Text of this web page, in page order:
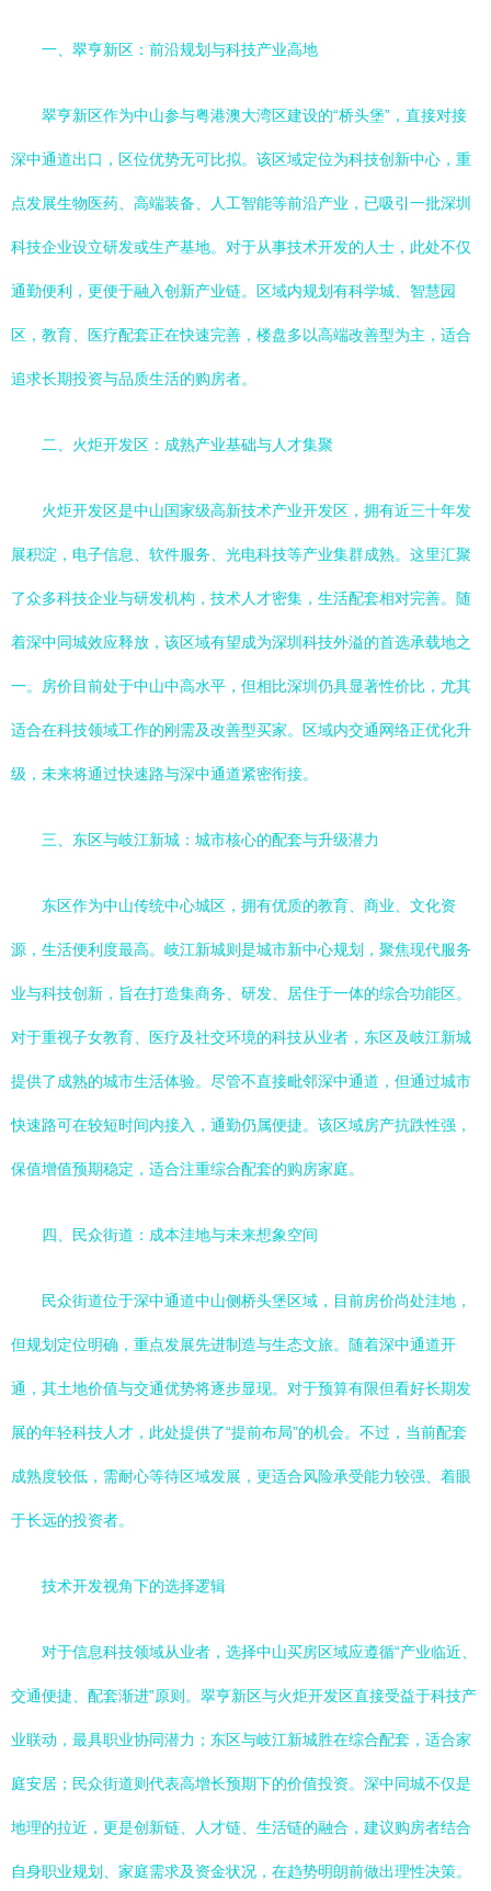
一、翠亨新区：前沿规划与科技产业高地
翠亨新区作为中山参与粤港澳大湾区建设的“桥头堡”，直接对接
深中通道出口，区位优势无可比拟。该区域定位为科技创新中心，重
点发展生物医药、高端装备、人工智能等前沿产业，已吸引一批深圳
科技企业设立研发或生产基地。对于从事技术开发的人士，此处不仅
通勤便利，更便于融入创新产业链。区域内规划有科学城、智慧园
区，教育、医疗配套正在快速完善，楼盘多以高端改善型为主，适合
追求长期投资与品质生活的购房者。
二、火炬开发区：成熟产业基础与人才集聚
火炬开发区是中山国家级高新技术产业开发区，拥有近三十年发
展积淀，电子信息、软件服务、光电科技等产业集群成熟。这里汇聚
了众多科技企业与研发机构，技术人才密集，生活配套相对完善。随
着深中同城效应释放，该区域有望成为深圳科技外溢的首选承载地之
一。房价目前处于中山中高水平，但相比深圳仍具显著性价比，尤其
适合在科技领域工作的刚需及改善型买家。区域内交通网络正优化升
级，未来将通过快速路与深中通道紧密衔接。
三、东区与岐江新城：城市核心的配套与升级潜力
东区作为中山传统中心城区，拥有优质的教育、商业、文化资
源，生活便利度最高。岐江新城则是城市新中心规划，聚焦现代服务
业与科技创新，旨在打造集商务、研发、居住于一体的综合功能区。
对于重视子女教育、医疗及社交环境的科技从业者，东区及岐江新城
提供了成熟的城市生活体验。尽管不直接毗邻深中通道，但通过城市
快速路可在较短时间内接入，通勤仍属便捷。该区域房产抗跌性强，
保值增值预期稳定，适合注重综合配套的购房家庭。
四、民众街道：成本洼地与未来想象空间
民众街道位于深中通道中山侧桥头堡区域，目前房价尚处洼地，
但规划定位明确，重点发展先进制造与生态文旅。随着深中通道开
通，其土地价值与交通优势将逐步显现。对于预算有限但看好长期发
展的年轻科技人才，此处提供了“提前布局”的机会。不过，当前配套
成熟度较低，需耐心等待区域发展，更适合风险承受能力较强、着眼
于长远的投资者。
技术开发视角下的选择逻辑
对于信息科技领域从业者，选择中山买房区域应遵循“产业临近、
交通便捷、配套渐进”原则。翠亨新区与火炬开发区直接受益于科技产
业联动，最具职业协同潜力；东区与岐江新城胜在综合配套，适合家
庭安居；民众街道则代表高增长预期下的价值投资。深中同城不仅是
地理的拉近，更是创新链、人才链、生活链的融合，建议购房者结合
自身职业规划、家庭需求及资金状况，在趋势明朗前做出理性决策。